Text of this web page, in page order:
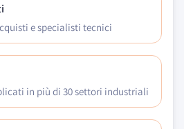
e specialisti tecnici
in più di 30 settori industriali